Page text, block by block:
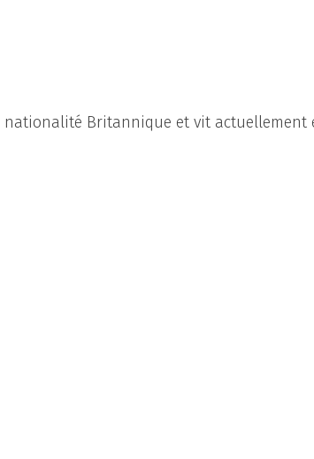
nationalité Britannique et vit actuellement